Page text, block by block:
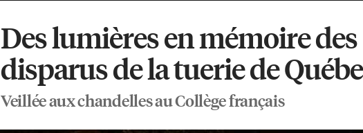
Des lumières en mémoire des
disparus de la tuerie de
Veillée aux chandelles au Collège français